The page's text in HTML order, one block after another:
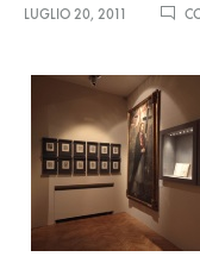
LUGLIO 20, 2011